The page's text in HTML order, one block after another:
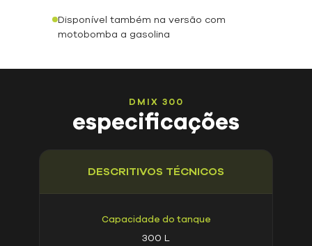
Disponível também na versão com
motobomba a gasolina
DMIX 300
especificações
DESCRITIVOS TÉCNICOS
Capacidade do tanque
300 L